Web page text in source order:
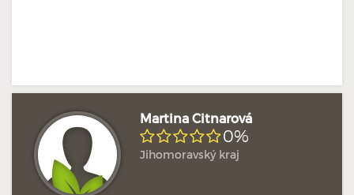
Martina Citnarová
0%
Jihomoravský kraj